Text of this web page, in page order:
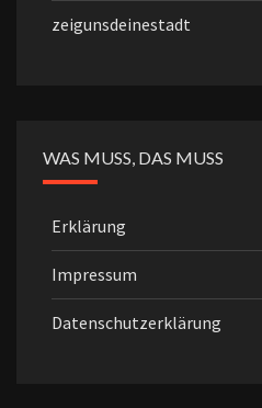
zeigunsdeinestadt
WAS MUSS, DAS MUSS
Erklärung
Impressum
Datenschutzerklärung